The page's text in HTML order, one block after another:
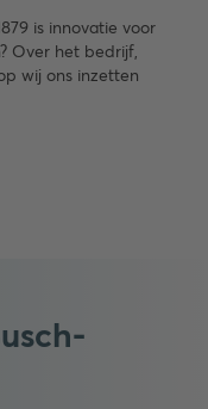
is innovatie voor
Over het bedrijf,
wij ons inzetten